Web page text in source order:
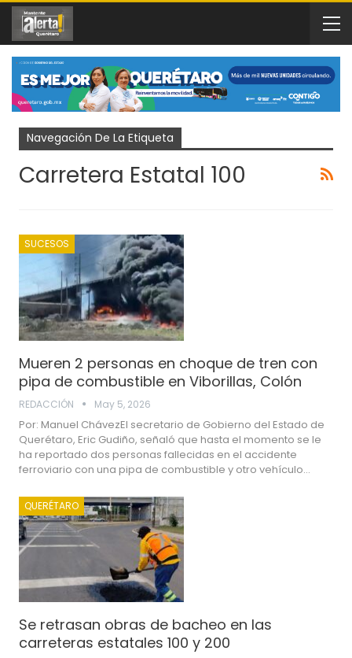
Navegación De La Etiqueta
Carretera Estatal 100
SUCESOS
Mueren 2 personas en choque de tren con
pipa de combustible en Viborillas, Colón
REDACCIÓN May 5, 2026
Por: Manuel ChávezEl secretario de Gobierno del Estado de
Querétaro, Eric Gudiño, señaló que hasta el momento se le
ha reportado dos personas fallecidas en el accidente
ferroviario con una pipa de combustible y otro vehículo…
QUERÉTARO
Se retrasan obras de bacheo en las
carreteras estatales 100 y 200